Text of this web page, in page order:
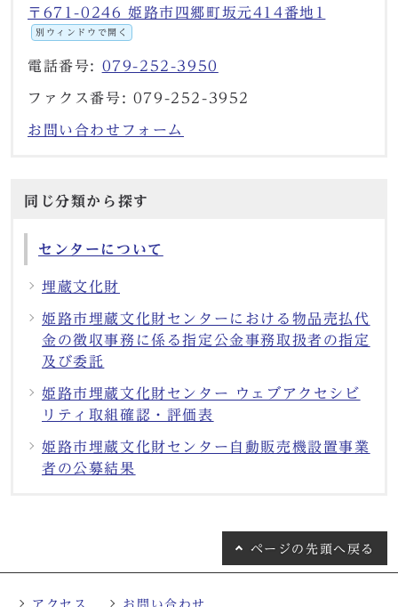
〒671-0246 姫路市四郷町坂元414番地1
別ウィンドウで開く
電話番号: 079-252-3950
ファクス番号: 079-252-3952
お問い合わせフォーム
同じ分類から探す
センターについて
埋蔵文化財
姫路市埋蔵文化財センターにおける物品売払代
金の徴収事務に係る指定公金事務取扱者の指定
及び委託
姫路市埋蔵文化財センター ウェブアクセシビ
リティ取組確認・評価表
姫路市埋蔵文化財センター自動販売機設置事業
者の公募結果
ページの 先頭へ戻る
アクセス お問い合わせ